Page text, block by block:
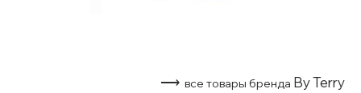
⟶ все товары бренда By Terry